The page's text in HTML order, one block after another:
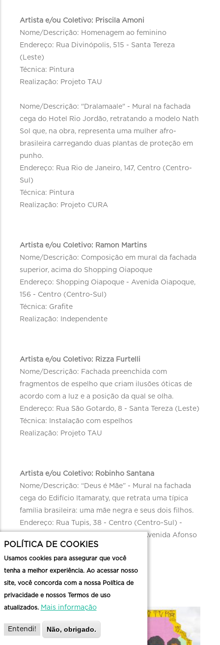
Artista e/ou Coletivo: Priscila Amoni
Nome/Descrição: Homenagem ao feminino
Endereço: Rua Divinópolis, 515 - Santa Tereza
(Leste)
Técnica: Pintura
Realização: Projeto TAU
Nome/Descrição: "Dralamaale" - Mural na fachada
cega do Hotel Rio Jordão, retratando a modelo Nath
Sol que, na obra, representa uma mulher afro-
brasileira carregando duas plantas de proteção em
punho.
Endereço: Rua Rio de Janeiro, 147, Centro (Centro-
Sul)
Técnica: Pintura
Realização: Projeto CURA
Artista e/ou Coletivo: Ramon Martins
Nome/Descrição: Composição em mural da fachada
superior, acima do Shopping Oiapoque
Endereço: Shopping Oiapoque - Avenida Oiapoque,
156 - Centro (Centro-Sul)
Técnica: Grafite
Realização: Independente
Artista e/ou Coletivo: Rizza Furtelli
Nome/Descrição: Fachada preenchida com
fragmentos de espelho que criam ilusões óticas de
acordo com a luz e a posição da qual se olha.
Endereço: Rua São Gotardo, 8 - Santa Tereza (Leste)
Técnica: Instalação com espelhos
Realização: Projeto TAU
Artista e/ou Coletivo: Robinho Santana
Nome/Descrição: “Deus é Mãe” - Mural na fachada
cega do Edifício Itamaraty, que retrata uma típica
família brasileira: uma mãe negra e seus dois filhos.
Endereço: Rua Tupis, 38 - Centro (Centro-Sul) -
ponto de observação na esquina da Avenida Afonso
Pena com a Rua Tamóios.
Técnica: Pintura/Grafite
Realização: Projeto CURA
POLÍTICA DE COOKIES
Usamos cookies para assegurar que você
tenha a melhor experiência. Ao acessar nosso
site, você concorda com a nossa Política de
privacidade e nossos Termos de uso
atualizados. Mais informação
Entendi! Não, obrigado.